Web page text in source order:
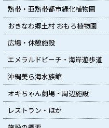
熱帯・亜熱帯都市緑化植物園
おきなわ郷土村 おもろ植物園
広場・休憩施設
エメラルドビーチ・海岸遊歩道
沖縄美ら海水族館
オキちゃん劇場・周辺施設
レストラン・ほか